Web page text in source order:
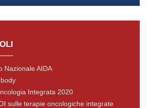
Nazionale AIDA
Integrata 2020
sulle terapie oncologiche integrate